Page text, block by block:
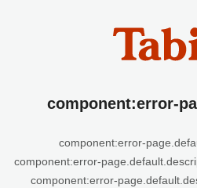
component:error-
component:error-
component:error-
component:error-